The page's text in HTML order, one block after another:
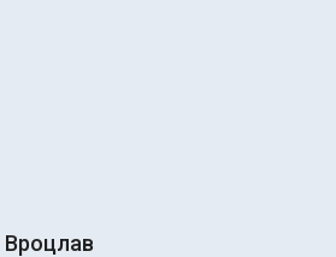
Вроцлав